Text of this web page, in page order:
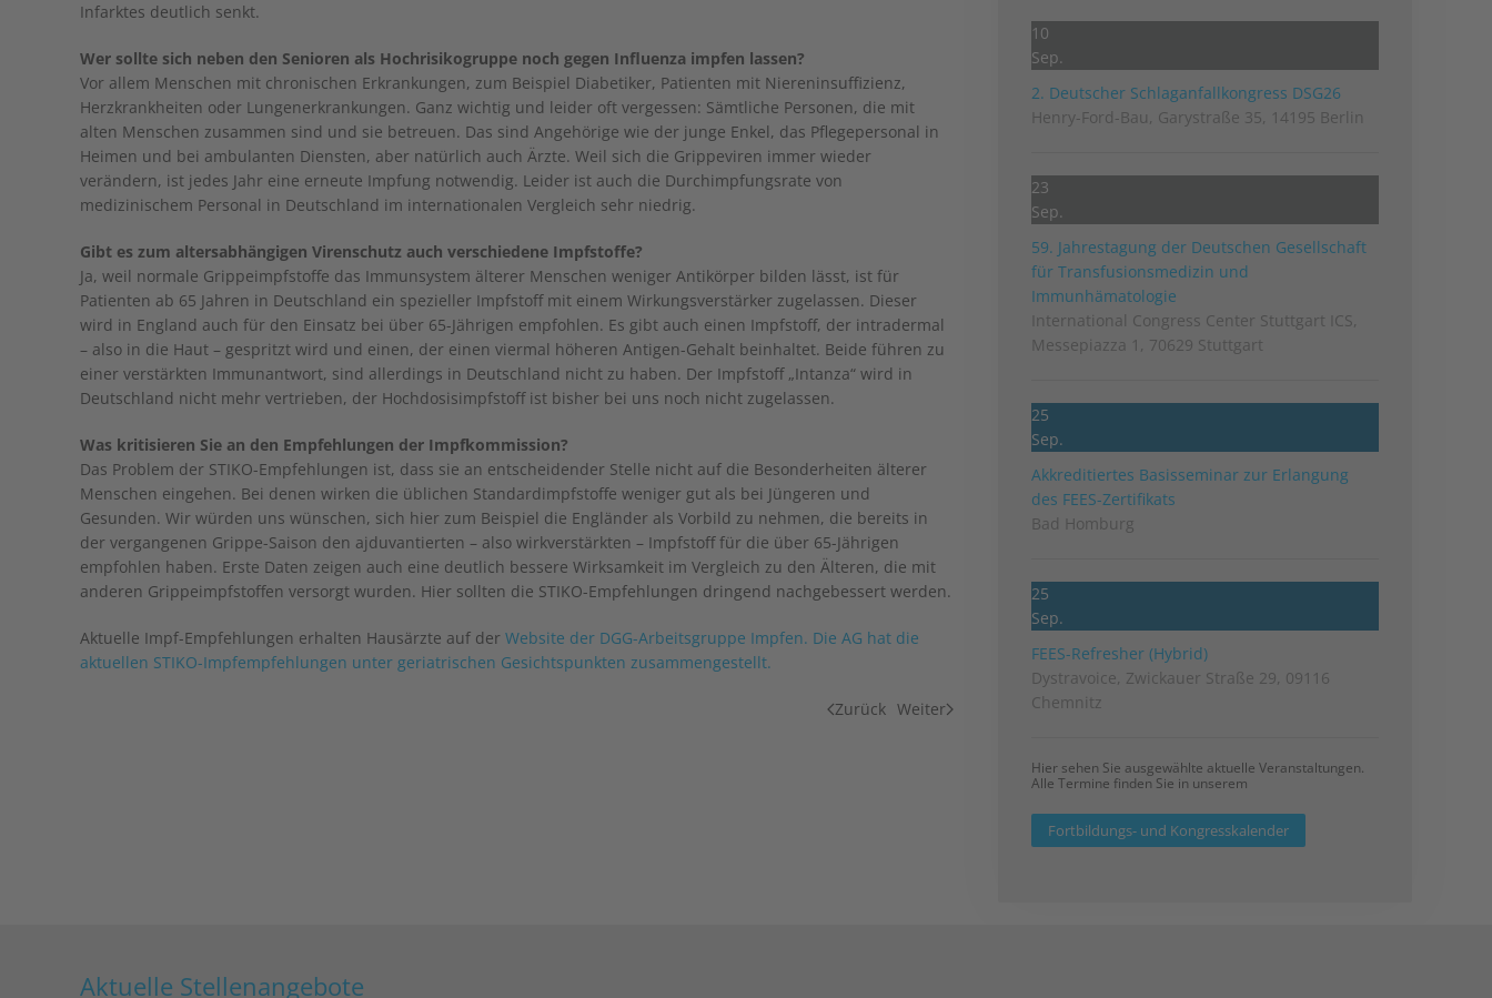
Infarktes deutlich senkt.
Wer sollte sich neben den Senioren als Hochrisikogruppe noch gegen Influenza impfen lassen?
Vor allem Menschen mit chronischen Erkrankungen, zum Beispiel Diabetiker, Patienten mit Niereninsuffizienz,
Herzkrankheiten oder Lungenerkrankungen. Ganz wichtig und leider oft vergessen: Sämtliche Personen, die mit
alten Menschen zusammen sind und sie betreuen. Das sind Angehörige wie der junge Enkel, das Pflegepersonal in
Heimen und bei ambulanten Diensten, aber natürlich auch Ärzte. Weil sich die Grippeviren immer wieder
verändern, ist jedes Jahr eine erneute Impfung notwendig. Leider ist auch die Durchimpfungsrate von
medizinischem Personal in Deutschland im internationalen Vergleich sehr niedrig.
Gibt es zum altersabhängigen Virenschutz auch verschiedene Impfstoffe?
Ja, weil normale Grippeimpfstoffe das Immunsystem älterer Menschen weniger Antikörper bilden lässt, ist für
Patienten ab 65 Jahren in Deutschland ein spezieller Impfstoff mit einem Wirkungsverstärker zugelassen. Dieser
wird in England auch für den Einsatz bei über 65-Jährigen empfohlen. Es gibt auch einen Impfstoff, der intradermal
– also in die Haut – gespritzt wird und einen, der einen viermal höheren Antigen-Gehalt beinhaltet. Beide führen zu
einer verstärkten Immunantwort, sind allerdings in Deutschland nicht zu haben. Der Impfstoff „Intanza“ wird in
Deutschland nicht mehr vertrieben, der Hochdosisimpfstoff ist bisher bei uns noch nicht zugelassen.
Was kritisieren Sie an den Empfehlungen der Impfkommission?
Das Problem der STIKO-Empfehlungen ist, dass sie an entscheidender Stelle nicht auf die Besonderheiten älterer
Menschen eingehen. Bei denen wirken die üblichen Standardimpfstoffe weniger gut als bei Jüngeren und
Gesunden. Wir würden uns wünschen, sich hier zum Beispiel die Engländer als Vorbild zu nehmen, die bereits in
der vergangenen Grippe-Saison den ajduvantierten – also wirkverstärkten – Impfstoff für die über 65-Jährigen
empfohlen haben. Erste Daten zeigen auch eine deutlich bessere Wirksamkeit im Vergleich zu den Älteren, die mit
anderen Grippeimpfstoffen versorgt wurden. Hier sollten die STIKO-Empfehlungen dringend nachgebessert werden.
Aktuelle Impf-Empfehlungen erhalten Hausärzte auf der Website der DGG-Arbeitsgruppe Impfen. Die AG hat die
aktuellen STIKO-Impfempfehlungen unter geriatrischen Gesichtspunkten zusammengestellt.
Zurück Weiter
10
Sep.
2. Deutscher Schlag­anfall­kongress DSG26
Henry-Ford-Bau, Garystraße 35, 14195 Berlin
23
Sep.
59. Jahrestagung der Deutschen Gesellschaft
für Transfusionsmedizin und
Immunhämatologie
International Congress Center Stuttgart ICS,
Messepiazza 1, 70629 Stuttgart
25
Sep.
Akkreditiertes Basisseminar zur Erlangung
des FEES-Zertifikats
Bad Homburg
25
Sep.
FEES-Refresher (Hybrid)
Dystravoice, Zwickauer Straße 29, 09116
Chemnitz
Hier sehen Sie ausgewählte aktuelle Veranstaltungen.
Alle Termine finden Sie in unserem
Fortbildungs- und Kongresskalender
Aktuelle Stellenangebote